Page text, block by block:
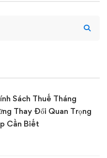
Sách Thuế Tháng
Thay Đổi Quan Trọng
Cần Biết